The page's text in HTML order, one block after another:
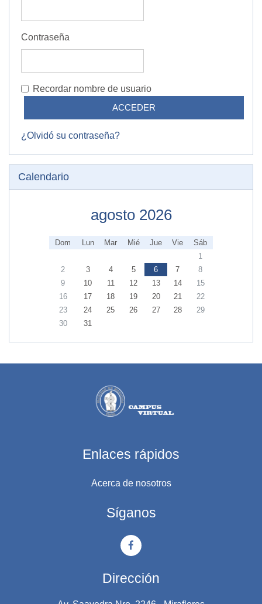
Contraseña
Recordar nombre de usuario
¿Olvidó su contraseña?
Salta Calendario
Calendario
agosto 2026
Dom Lun Mar Mié Jue Vie
Sáb
1
2
3 4 5 6 7
8
9
10 11 12 13 14
15
16
17 18 19 20 21
22
23
24 25 26 27 28
29
30
31
Enlaces rápidos
Acerca de nosotros
Síganos
Dirección